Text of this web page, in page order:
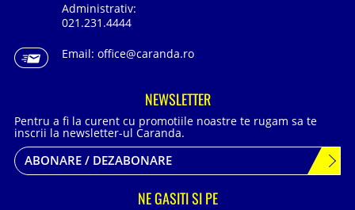
Administrativ:
021.231.4444
Email: office@caranda.ro
NEWSLETTER
Pentru a fi la curent cu promotiile noastre te rugam sa te
inscrii la newsletter-ul Caranda.
ABONARE / DEZABONARE
NE GASITI SI PE